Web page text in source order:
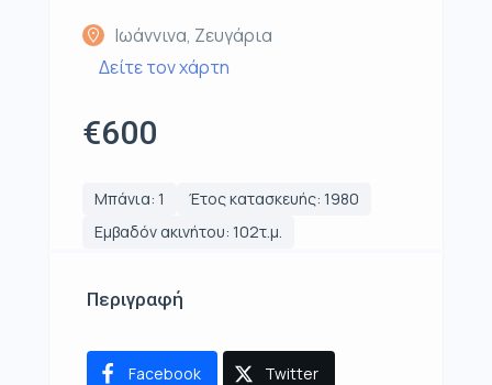
Ιωάννινα, Ζευγάρια
Δείτε τον χάρτη
€600
Μπάνια: 1
Έτος κατασκευής: 1980
Εμβαδόν ακινήτου: 102τ.μ.
Περιγραφή
Facebook Twitter